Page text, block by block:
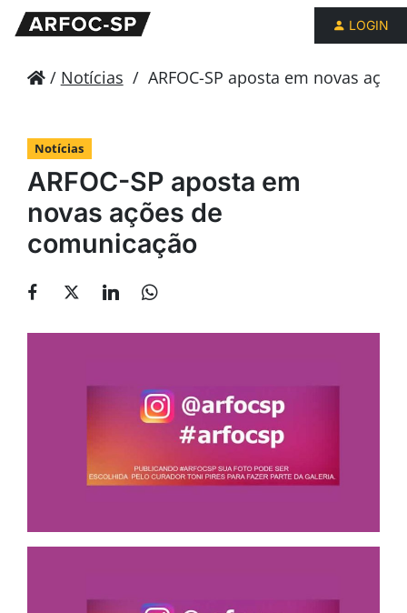
LOGIN
/ Notícias / ARFOC-SP aposta em novas
Notícias
ARFOC-SP aposta em
novas ações de
comunicação